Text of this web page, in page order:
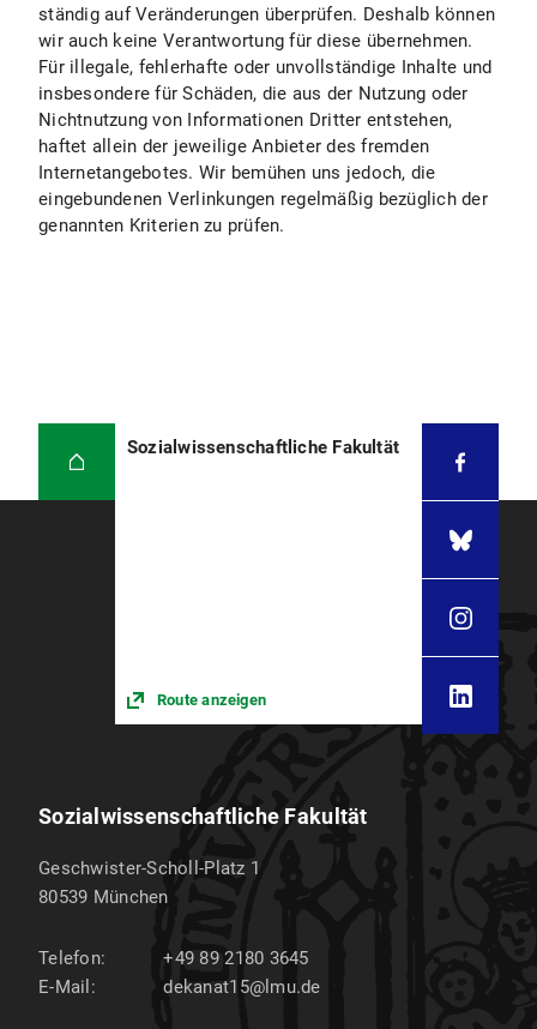
ständig auf Veränderungen überprüfen. Deshalb können
wir auch keine Verantwortung für diese übernehmen.
Für illegale, fehlerhafte oder unvollständige Inhalte und
insbesondere für Schäden, die aus der Nutzung oder
Nichtnutzung von Informationen Dritter entstehen,
haftet allein der jeweilige Anbieter des fremden
Internetangebotes. Wir bemühen uns jedoch, die
eingebundenen Verlinkungen regelmäßig bezüglich der
genannten Kriterien zu prüfen.
Sozialwissenschaftliche Fakultät
Route anzeigen
Sozialwissenschaftliche Fakultät
Geschwister-Scholl-Platz 1
80539 München
Telefon:
+49 89 2180 3645
E-Mail:
dekanat15@lmu.de